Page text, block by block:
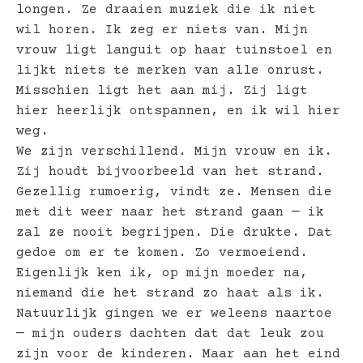
longen. Ze draaien muziek die ik niet
wil horen. Ik zeg er niets van. Mijn
vrouw ligt languit op haar tuinstoel en
lijkt niets te merken van alle onrust.
Misschien ligt het aan mij. Zij ligt
hier heerlijk ontspannen, en ik wil hier
weg.
We zijn verschillend. Mijn vrouw en ik.
Zij houdt bijvoorbeeld van het strand.
Gezellig rumoerig, vindt ze. Mensen die
met dit weer naar het strand gaan — ik
zal ze nooit begrijpen. Die drukte. Dat
gedoe om er te komen. Zo vermoeiend.
Eigenlijk ken ik, op mijn moeder na,
niemand die het strand zo haat als ik.
Natuurlijk gingen we er weleens naartoe
— mijn ouders dachten dat dat leuk zou
zijn voor de kinderen. Maar aan het eind